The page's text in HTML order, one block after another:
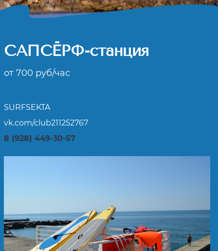
САПСЁРФ-станция
от 700 руб/час
SURFSEKTA
vk.com/club211252767
8 (928) 449-30-57